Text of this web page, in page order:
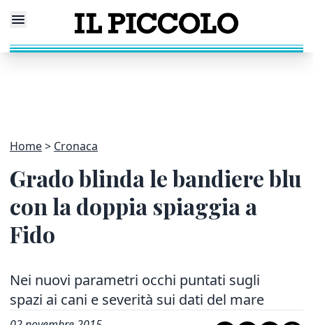
Home Cronaca
Grado blinda le bandiere blu
con la doppia spiaggia a
Fido
Nei nuovi parametri occhi puntati sugli
spazi ai cani e severità sui dati del mare